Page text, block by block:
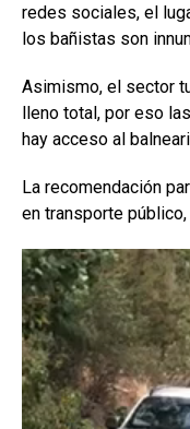
redes sociales, el
los bañistas son
Asimismo, el sector
lleno total, por eso
hay acceso al
La recomendación
en transporte